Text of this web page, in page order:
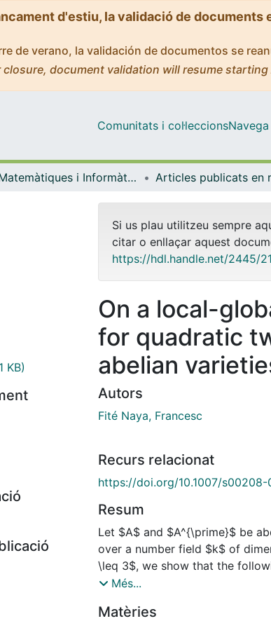
d'estiu, la validació de
de verano, la validación de documentos se
closure, document validation will resume
Comunitats i col·leccions
Matemàtiques i Informàtica
KB)
Si us plau utilitzeu sempre
citar o enllaçar aquest
https://hdl.handle.net/2445/
On a local-
for quadratic
abelian
Autors
Fité Naya, Francesc
Recurs relacionat
https://doi.org/10.1007/
Resum
Let $A$ and $A^{\prime}$ be
over a number field $k$ of
\leq 3$, we show that the
holds: $A$ and $A^{\prime}$
of $k$ of good reduction for
Més...
Matèries